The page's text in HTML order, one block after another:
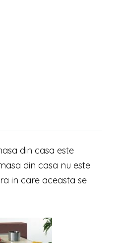
din casa este
din casa nu este
in care aceasta se